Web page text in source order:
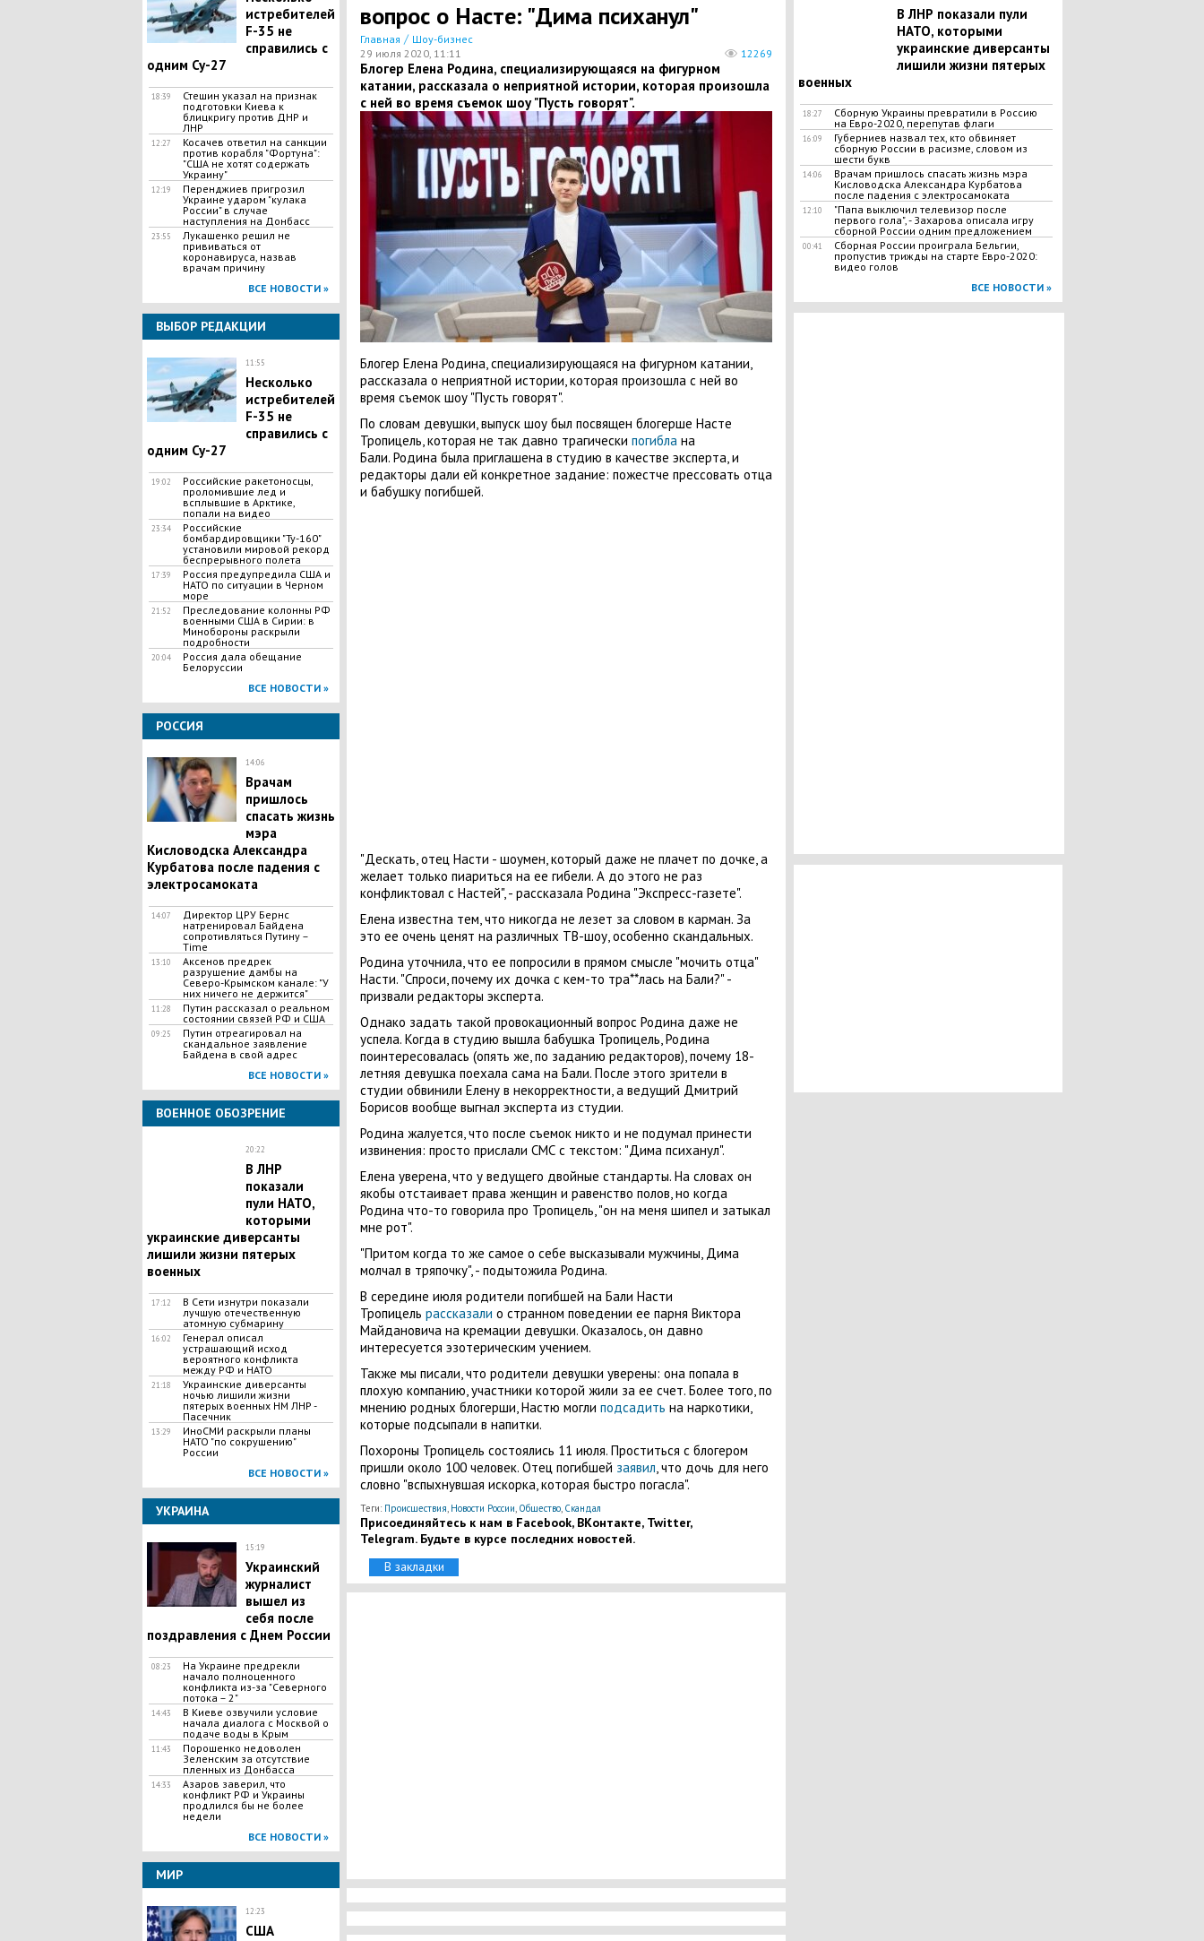
истребителей
F-35 не
справились с
одним Су-27
18:39
Стешин указал на признак
подготовки Киева к
блицкригу против ДНР и
ЛНР
12:27
​Косачев ответил на санкции
против корабля "Фортуна":
"США не хотят содержать
Украину"
12:19
Перенджиев пригрозил
Украине ударом "кулака
России" в случае
наступления на Донбасс
23:55
Лукашенко решил не
прививаться от
коронавируса, назвав
врачам причину
ВСЕ НОВОСТИ »
ВЫБОР РЕДАКЦИИ
11:55
Несколько
истребителей
F-35 не
справились с
одним Су-27
19:02
Российские ракетоносцы,
проломившие лед и
всплывшие в Арктике,
попали на видео
23:34
Российские
бомбардировщики "Ту-160"
установили мировой рекорд
беспрерывного полета
17:39
Россия предупредила США и
НАТО по ситуации в Черном
море
21:52
Преследование колонны РФ
военными США в Сирии: в
Минобороны раскрыли
подробности
20:04
Россия дала обещание
Белоруссии
ВСЕ НОВОСТИ »
РОССИЯ
14:06
Врачам
пришлось
спасать жизнь
мэра
Кисловодска Александра
Курбатова после падения с
электросамоката
14:07
Директор ЦРУ Бернс
натренировал Байдена
сопротивляться Путину –
Time
13:10
Аксенов предрек
разрушение дамбы на
Северо-Крымском канале: "У
них ничего не держится"
11:28
Путин рассказал о реальном
состоянии связей РФ и США
09:25
Путин отреагировал на
скандальное заявление
Байдена в свой адрес
ВСЕ НОВОСТИ »
ВОЕННОЕ ОБОЗРЕНИЕ
20:22
В ЛНР
показали
пули НАТО,
которыми
украинские диверсанты
лишили жизни пятерых
военных
17:12
В Сети изнутри показали
лучшую отечественную
атомную субмарину
16:02
Генерал описал
устрашающий исход
вероятного конфликта
между РФ и НАТО
21:18
Украинские диверсанты
ночью лишили жизни
пятерых военных НМ ЛНР -
Пасечник
13:29
ИноСМИ раскрыли планы
НАТО "по сокрушению"
России
ВСЕ НОВОСТИ »
УКРАИНА
15:19
Украинский
журналист
вышел из
себя после
поздравления с Днем России
08:23
На Украине предрекли
начало полноценного
конфликта из-за "Северного
потока – 2"
14:43
В Киеве озвучили условие
начала диалога с Москвой о
подаче воды в Крым
11:43
Порошенко недоволен
Зеленским за отсутствие
пленных из Донбасса
14:33
Азаров заверил, что
конфликт РФ и Украины
продлился бы не более
недели
ВСЕ НОВОСТИ »
МИР
12:23
США
вопрос о Насте: "Дима психанул"
Главная / Шоу-бизнес
29 июля 2020, 11:11
12269
Блогер Елена Родина, специализирующаяся на фигурном
катании, рассказала о неприятной истории, которая произошла
с ней во время съемок шоу "Пусть говорят".
Блогер Елена Родина, специализирующаяся на фигурном катании,
рассказала о неприятной истории, которая произошла с ней во
время съемок шоу "Пусть говорят".
По словам девушки, выпуск шоу был посвящен блогерше Насте
Тропицель, которая не так давно трагически погибла на
Бали. Родина была приглашена в студию в качестве эксперта, и
редакторы дали ей конкретное задание: пожестче прессовать отца
и бабушку погибшей.
"Дескать, отец Насти - шоумен, который даже не плачет по дочке, а
желает только пиариться на ее гибели. А до этого не раз
конфликтовал c Настей", - рассказала Родина "Экспресс-газете".
Елена известна тем, что никогда не лезет за словом в карман. За
это ее очень ценят на различных ТВ-шоу, особенно скандальных.
Родина уточнила, что ее попросили в прямом смысле "мочить отца"
Насти. "Спроси, почему их дочка с кем-то тра**лась на Бали?" -
призвали редакторы эксперта.
Однако задать такой провокационный вопрос Родина даже не
успела. Когда в студию вышла бабушка Тропицель, Родина
поинтересовалась (опять же, по заданию редакторов), почему 18-
летняя девушка поехала сама на Бали. После этого зрители в
студии обвинили Елену в некорректности, а ведущий Дмитрий
Борисов вообще выгнал эксперта из студии.
Родина жалуется, что после съемок никто и не подумал принести
извинения: просто прислали СМС с текстом: "Дима психанул".
Елена уверена, что у ведущего двойные стандарты. На словах он
якобы отстаивает права женщин и равенство полов, но когда
Родина что-то говорила про Тропицель, "он на меня шипел и затыкал
мне рот".
"Притом когда то же самое о себе высказывали мужчины, Дима
молчал в тряпочку", - подытожила Родина.
В середине июля родители погибшей на Бали Насти
Тропицель рассказали о странном поведении ее парня Виктора
Майдановича на кремации девушки. Оказалось, он давно
интересуется эзотерическим учением.
Также мы писали, что родители девушки уверены: она попала в
плохую компанию, участники которой жили за ее счет. Более того, по
мнению родных блогерши, Настю могли подсадить на наркотики,
которые подсыпали в напитки.
Похороны Тропицель состоялись 11 июля. Проститься с блогером
пришли около 100 человек. Отец погибшей заявил, что дочь для него
словно "вспыхнувшая искорка, которая быстро погасла".
Теги: Происшествия, Новости России, Общество, Скандал
Присоединяйтесь к нам в Facebook, ВКонтакте, Twitter,
Telegram. Будьте в курсе последних новостей.
В закладки
В ЛНР показали пули
НАТО, которыми
украинские диверсанты
лишили жизни пятерых
военных
18:27
Сборную Украины превратили в Россию
на Евро-2020, перепутав флаги
16:09
Губерниев назвал тех, кто обвиняет
сборную России в расизме, словом из
шести букв
14:06
Врачам пришлось спасать жизнь мэра
Кисловодска Александра Курбатова
после падения с электросамоката
12:10
"​Папа выключил телевизор после
первого гола", - Захарова описала игру
сборной России одним предложением
00:41
Сборная России проиграла Бельгии,
пропустив трижды на старте Евро-2020:
видео голов
ВСЕ НОВОСТИ »